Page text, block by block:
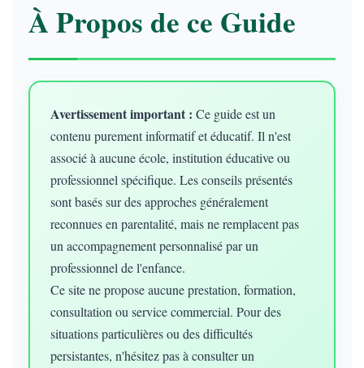
À Propos de ce Guide
Avertissement important : Ce guide est un
contenu purement informatif et éducatif. Il n'est
associé à aucune école, institution éducative ou
professionnel spécifique. Les conseils présentés
sont basés sur des approches généralement
reconnues en parentalité, mais ne remplacent pas
un accompagnement personnalisé par un
professionnel de l'enfance.
Ce site ne propose aucune prestation, formation,
consultation ou service commercial. Pour des
situations particulières ou des difficultés
persistantes, n'hésitez pas à consulter un